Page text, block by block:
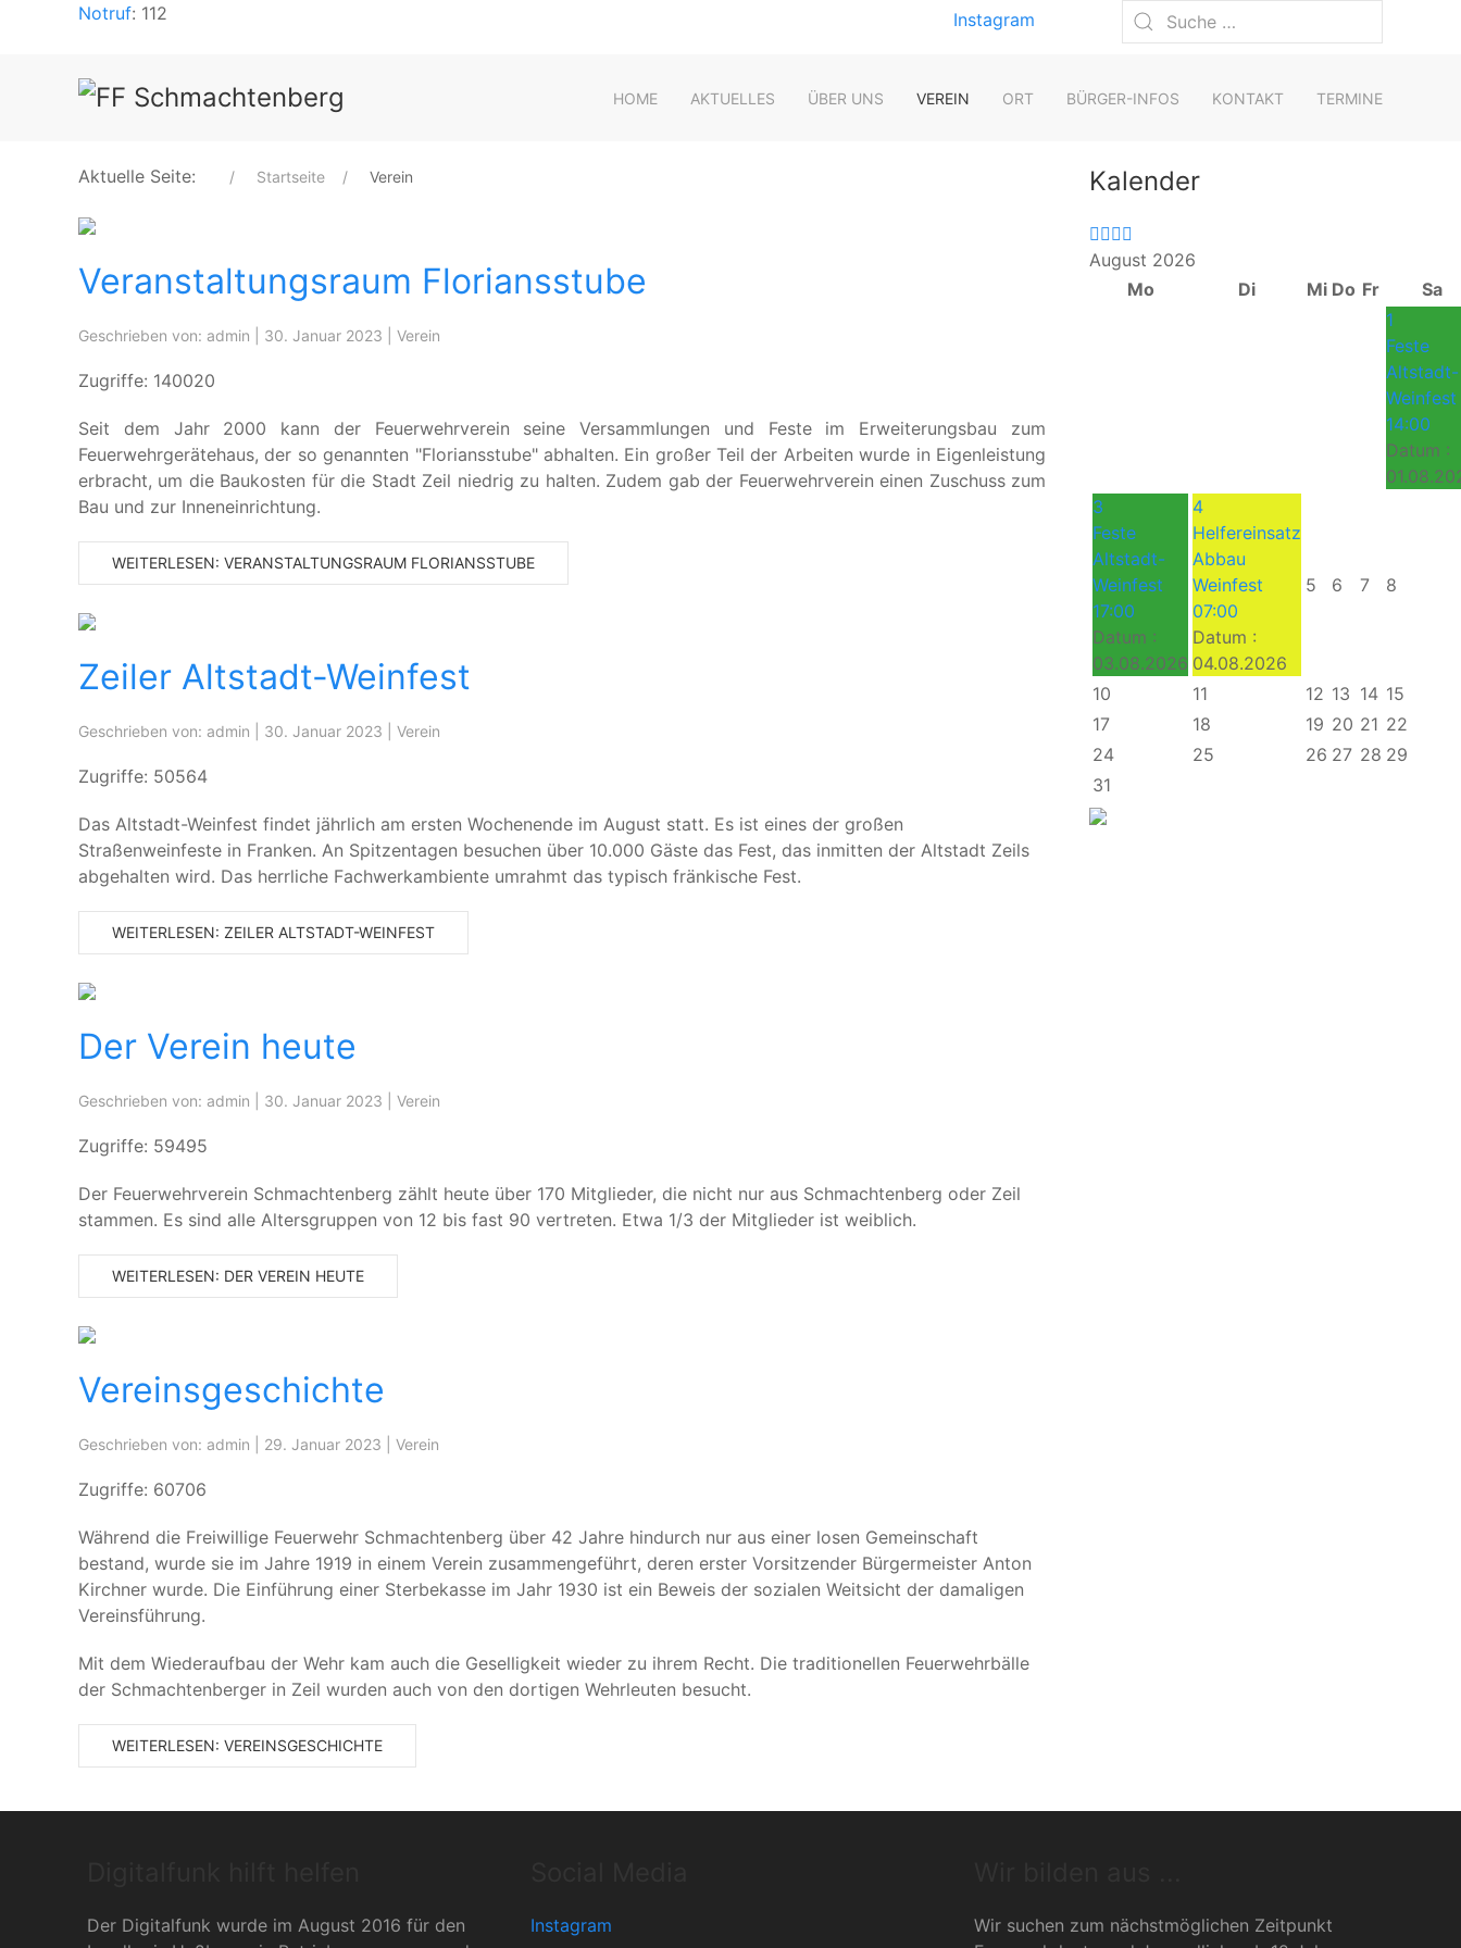
Notruf: 112 Instagram
HOME AKTUELLES ÜBER UNS VEREIN ORT BÜRGER-INFOS KONTAKT TERMINE
Aktuelle Seite: Startseite Verein
Veranstaltungsraum Floriansstube
Geschrieben von: admin 30. Januar 2023 Verein
Zugriffe: 140020
Seit dem Jahr 2000 kann der Feuerwehrverein seine Versammlungen und Feste im Erweiterungsbau zum
Feuerwehrgerätehaus, der so genannten "Floriansstube" abhalten. Ein großer Teil der Arbeiten wurde in Eigenleistung
erbracht, um die Baukosten für die Stadt Zeil niedrig zu halten. Zudem gab der Feuerwehrverein einen Zuschuss zum
Bau und zur Inneneinrichtung.
WEITERLESEN: VERANSTALTUNGSRAUM FLORIANSSTUBE
Zeiler Altstadt-Weinfest
Geschrieben von: admin 30. Januar 2023 Verein
Zugriffe: 50564
Das Altstadt-Weinfest findet jährlich am ersten Wochenende im August statt. Es ist eines der großen
Straßenweinfeste in Franken. An Spitzentagen besuchen über 10.000 Gäste das Fest, das inmitten der Altstadt Zeils
abgehalten wird. Das herrliche Fachwerkambiente umrahmt das typisch fränkische Fest.
WEITERLESEN: ZEILER ALTSTADT-WEINFEST
Der Verein heute
Geschrieben von: admin 30. Januar 2023 Verein
Zugriffe: 59495
Der Feuerwehrverein Schmachtenberg zählt heute über 170 Mitglieder, die nicht nur aus Schmachtenberg oder Zeil
stammen. Es sind alle Altersgruppen von 12 bis fast 90 vertreten. Etwa 1/3 der Mitglieder ist weiblich.
WEITERLESEN: DER VEREIN HEUTE
Vereinsgeschichte
Geschrieben von: admin 29. Januar 2023 Verein
Zugriffe: 60706
Während die Freiwillige Feuerwehr Schmachtenberg über 42 Jahre hindurch nur aus einer losen Gemeinschaft
bestand, wurde sie im Jahre 1919 in einem Verein zusammengeführt, deren erster Vorsitzender Bürgermeister Anton
Kirchner wurde. Die Einführung einer Sterbekasse im Jahr 1930 ist ein Beweis der sozialen Weitsicht der damaligen
Vereinsführung.
Mit dem Wiederaufbau der Wehr kam auch die Geselligkeit wieder zu ihrem Recht. Die traditionellen Feuerwehrbälle
der Schmachtenberger in Zeil wurden auch von den dortigen Wehrleuten besucht.
WEITERLESEN: VEREINSGESCHICHTE
Kalender
Monat
JahrMonat
August 2026
Mo
Di Mi Do Fr
Sa
1
Feste
Altstadt-
Weinfest
14:00
Datum :
3
Feste
Altstadt-
Weinfest
17:00
Datum :
03.08.2026
4
Helfereinsatz
Abbau
Weinfest
07:00
Datum :
04.08.2026
5 6 7 8
10 11 12 13 14 15
17
18 19 20 21 22
24
25 26 27 28 29
31
Der Digitalfunk wurde im August 2016 für den
Instagram
Wir suchen zum nächstmöglichen Zeitpunkt